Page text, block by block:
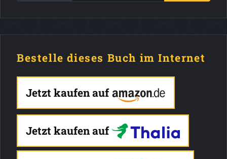
Bestelle dieses Buch im Internet
Jetzt kaufen auf
Jetzt kaufen auf